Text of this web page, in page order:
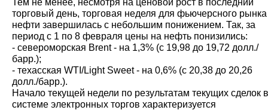
Тем не менее, несмотря на ценовой рост в последний
торговый день, торговая неделя для фьючерсного рынка
нефти завершилась с небольшим понижением. Так, за
период с 1 по 8 февраля цены на нефть понизились:
- североморская Brent - на 1,3% (с 19,98 до 19,72 долл./
барр.);
- техасская WTI/Light Sweet - на 0,6% (с 20,38 до 20,26
долл./барр.).
Начало текущей недели по результатам текущих сделок в
системе электронных торгов характеризуется